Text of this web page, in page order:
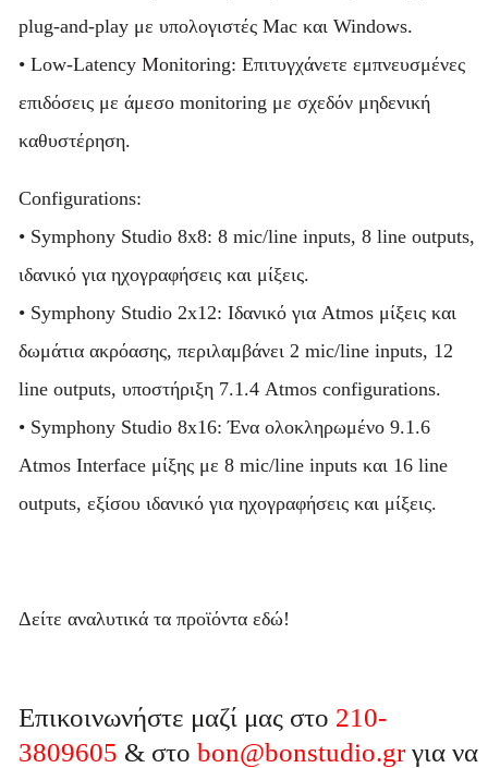
plug-and-play με υπολογιστές Mac και Windows.
• Low-Latency Monitoring: Επιτυγχάνετε εμπνευσμένες
επιδόσεις με άμεσο monitoring με σχεδόν μηδενική
καθυστέρηση.
Configurations:
• Symphony Studio 8x8: 8 mic/line inputs, 8 line outputs,
ιδανικό για ηχογραφήσεις και μίξεις.
• Symphony Studio 2x12: Ιδανικό για Atmos μίξεις και
δωμάτια ακρόασης, περιλαμβάνει 2 mic/line inputs, 12
line outputs, υποστήριξη 7.1.4 Atmos configurations.
• Symphony Studio 8x16: Ένα ολοκληρωμένο 9.1.6
Atmos Interface μίξης με 8 mic/line inputs και 16 line
outputs, εξίσου ιδανικό για ηχογραφήσεις και μίξεις.
Δείτε αναλυτικά τα προϊόντα εδώ!
Επικοινωνήστε μαζί μας στο 210-
3809605 & στο bon@bonstudio.grγια να